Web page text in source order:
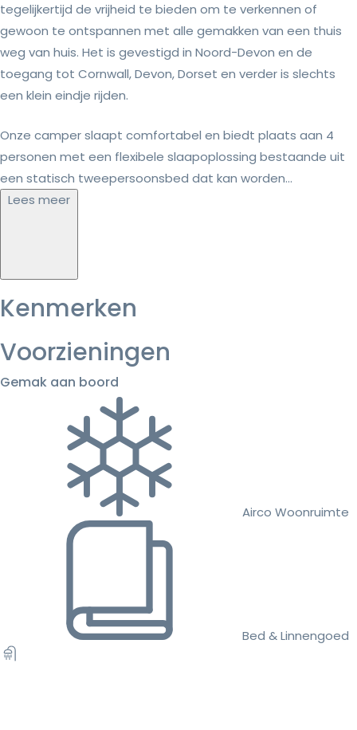
tegelijkertijd de vrijheid te bieden om te verkennen of
gewoon te ontspannen met alle gemakken van een thuis
weg van huis. Het is gevestigd in Noord-Devon en de
toegang tot Cornwall, Devon, Dorset en verder is slechts
een klein eindje rijden.
Onze camper slaapt comfortabel en biedt plaats aan 4
personen met een flexibele slaapoplossing bestaande uit
een statisch tweepersoonsbed dat kan worden...
Lees meer
Kenmerken
Voorzieningen
Gemak aan boord
Airco Woonruimte
Bed & Linnengoed